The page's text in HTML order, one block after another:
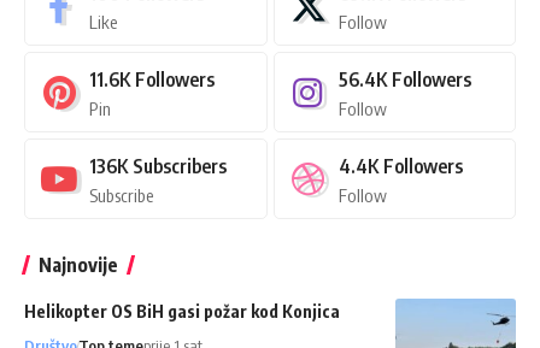
Like Follow
11.6K Followers
Pin
56.4K Followers
Follow
136K Subscribers
Subscribe
4.4K Followers
Follow
Najnovije
Helikopter OS BiH gasi požar kod Konjica